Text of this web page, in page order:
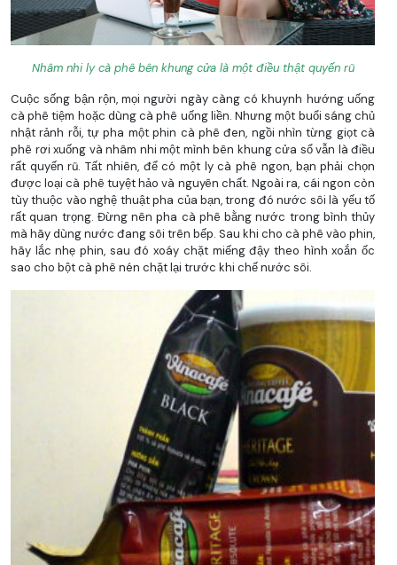
Nhâm nhi ly cà phê bên khung cửa là một điều thật quyến rũ
Cuộc sống bận rộn, mọi người ngày càng có khuynh hướng uống
cà phê tiệm hoặc dùng cà phê uống liền. Nhưng một buổi sáng chủ
nhật rảnh rỗi, tự pha một phin cà phê đen, ngồi nhìn từng giọt cà
phê rơi xuống và nhâm nhi một mình bên khung cửa sổ vẫn là điều
rất quyến rũ. Tất nhiên, để có một ly cà phê ngon, bạn phải chọn
được loại cà phê tuyệt hảo và nguyên chất. Ngoài ra, cái ngon còn
tùy thuộc vào nghệ thuật pha của bạn, trong đó nước sôi là yếu tố
rất quan trọng. Đừng nên pha cà phê bằng nước trong bình thủy
mà hãy dùng nước đang sôi trên bếp. Sau khi cho cà phê vào phin,
hãy lắc nhẹ phin, sau đó xoáy chặt miếng đậy theo hình xoắn ốc
sao cho bột cà phê nén chặt lại trước khi chế nước sôi.